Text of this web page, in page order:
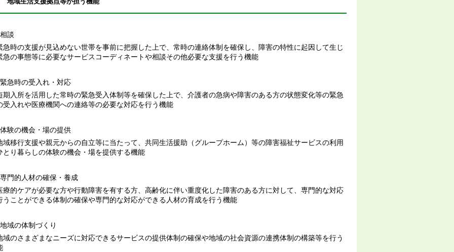
談
時の支援が見込めない世帯を事前に把握した上で、常時の連絡体制を確保し、障害の特性に起因して生じ
急の事態等に必要なサービスコーディネートや相談その他必要な支援を行う機能
急時の受入れ・対応
入所を活用した常時の緊急受入体制等を確保した上で、介護者の急病や障害のある方の状態変化等の緊急
受入れや医療機関への連絡等の必要な対応を行う機能
験の機会・場の提供
移行支援や親元からの自立等に当たって、共同生活援助（グループホーム）等の障害福祉サービスの利用
とり暮らしの体験の機会・場を提供する機能
門的人材の確保・養成
的ケアが必要な方や行動障害を有する方、高齢化に伴い重度化した障害のある方に対して、専門的な対応
うことができる体制の確保や専門的な対応ができる人材の育成を行う機能
域の体制づくり
のさまざまなニーズに対応できるサービスの提供体制の確保や地域の社会資源の連携体制の構築等を行う